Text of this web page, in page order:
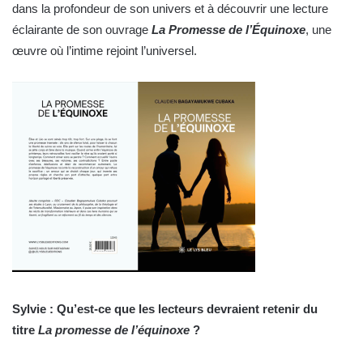
dans la profondeur de son univers et à découvrir une lecture
éclairante de son ouvrage La Promesse de l’Équinoxe, une
œuvre où l’intime rejoint l’universel.
Sylvie : Qu’est-ce que les lecteurs devraient retenir du
titre La promesse de l’équinoxe ?